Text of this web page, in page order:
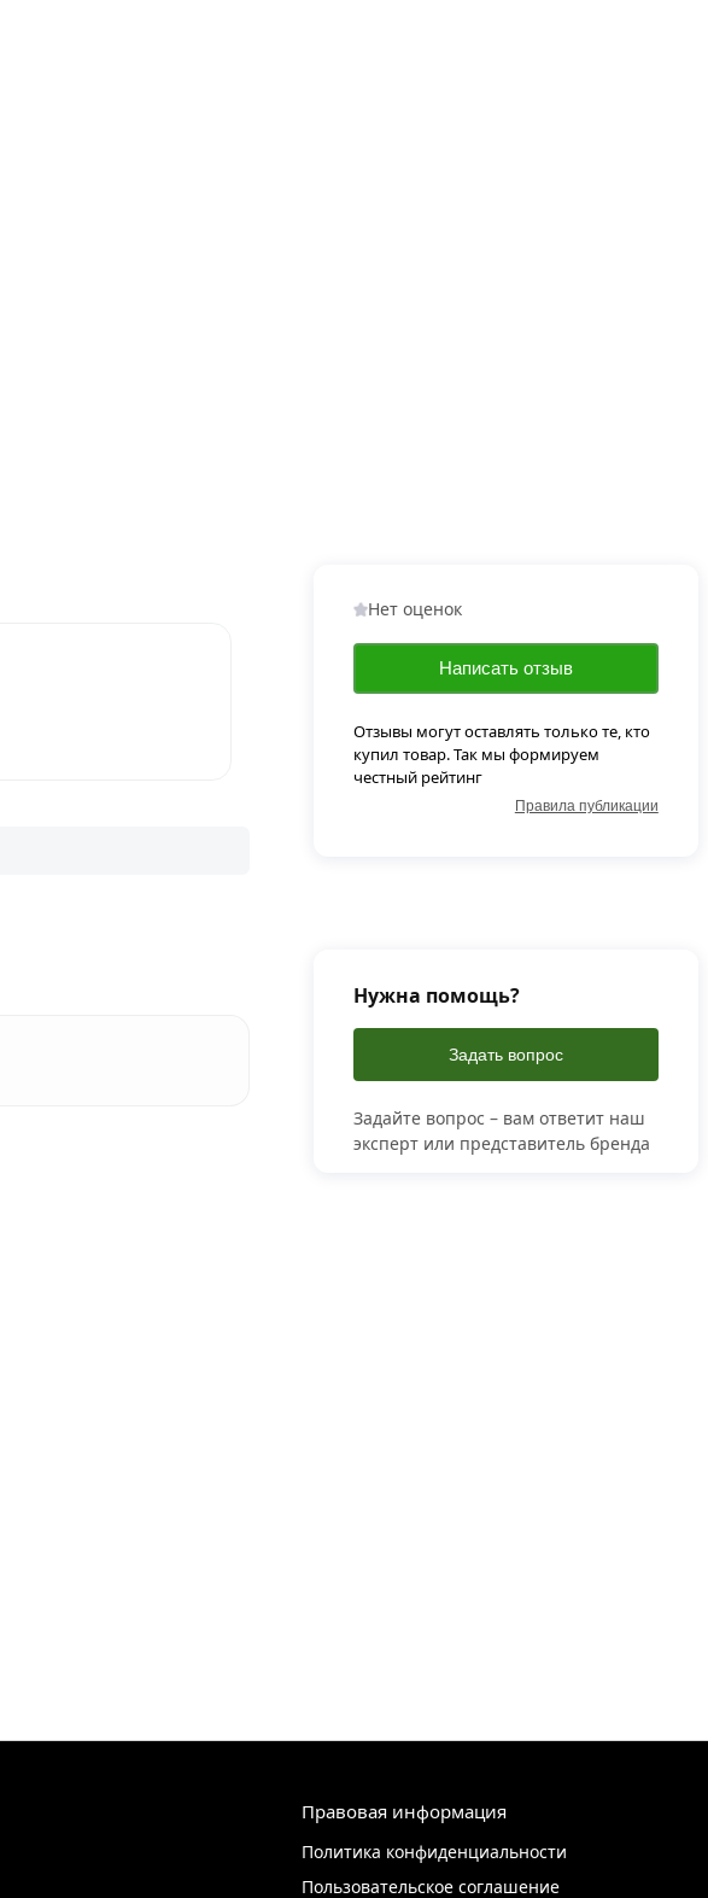
Нет оценок
Написать отзыв
Отзывы могут оставлять только те, кто
купил товар. Так мы формируем
честный рейтинг
Правила публикации
Нужна помощь?
Задать вопрос
Задайте вопрос – вам ответит наш
эксперт или представитель бренда
Правовая информация
Политика конфиденциальности
Пользовательское соглашение